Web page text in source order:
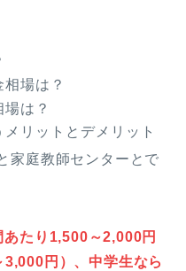
場は？
は？
リットとデメリット
家庭教師センターとで
たり1,500～2,000円
3,000円）、中学生なら